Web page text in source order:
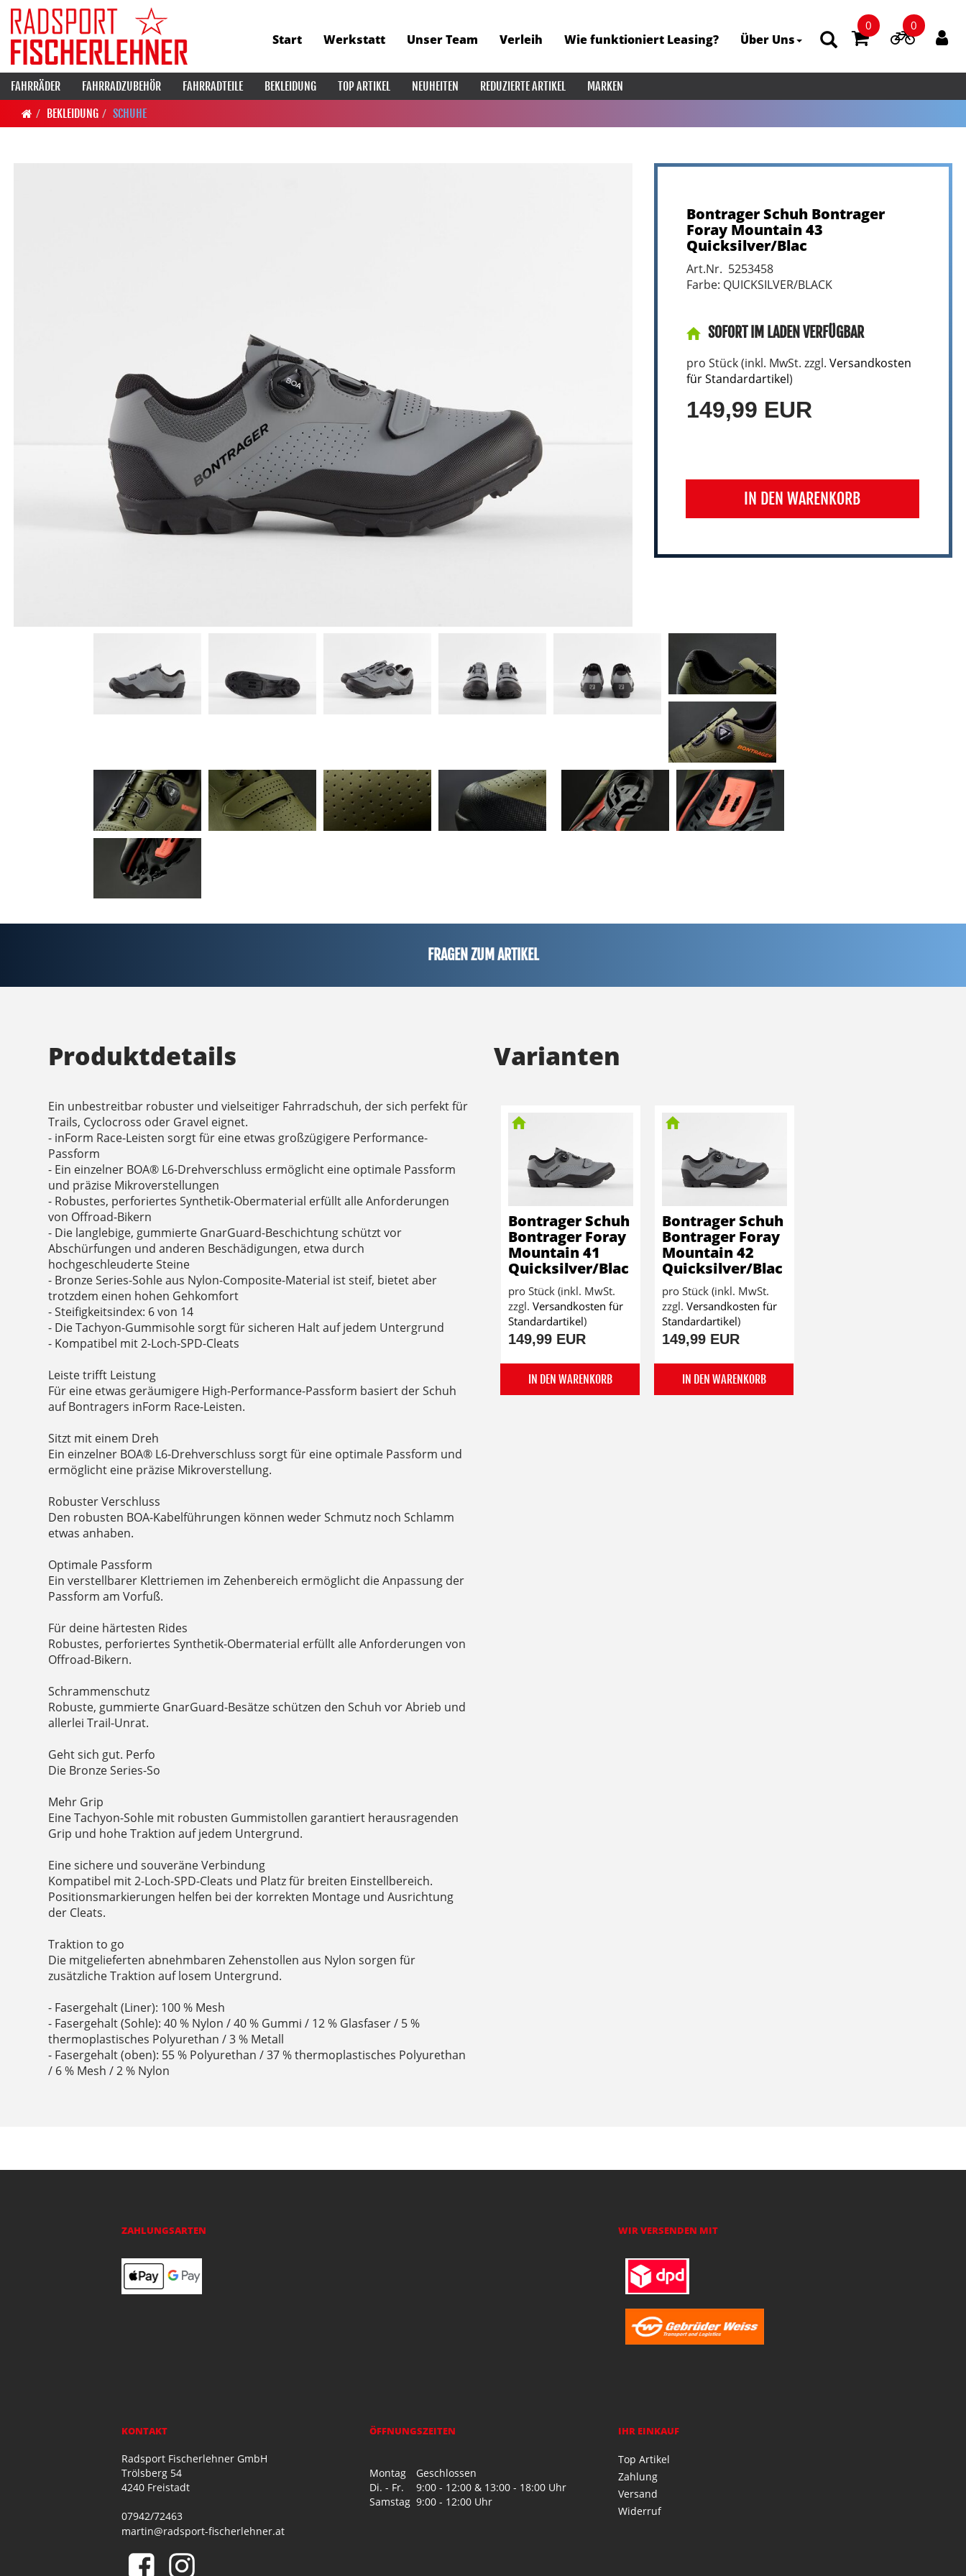
0 0
Start Werkstatt Unser Team Verleih Wie funktioniert Leasing? Über Uns
FAHRRÄDER FAHRRADZUBEHÖR FAHRRADTEILE BEKLEIDUNG TOP ARTIKEL NEUHEITEN REDUZIERTE ARTIKEL
MARKEN
BEKLEIDUNG
SCHUHE
Bontrager Schuh Bontrager
Foray Mountain 43
Quicksilver/Blac
Art.Nr. 5253458
Farbe: QUICKSILVER/BLACK
SOFORT IM LADEN VERFÜGBAR
pro Stück (inkl. MwSt. zzgl. Versandkosten
für Standardartikel)
149,99 EUR
IN DEN WARENKORB
FRAGEN ZUM ARTIKEL
Produktdetails
Ein unbestreitbar robuster und vielseitiger Fahrradschuh, der sich perfekt für
Trails, Cyclocross oder Gravel eignet.
- inForm Race-Leisten sorgt für eine etwas großzügigere Performance-
Passform
- Ein einzelner BOA® L6-Drehverschluss ermöglicht eine optimale Passform
und präzise Mikroverstellungen
- Robustes, perforiertes Synthetik-Obermaterial erfüllt alle Anforderungen
von Offroad-Bikern
- Die langlebige, gummierte GnarGuard-Beschichtung schützt vor
Abschürfungen und anderen Beschädigungen, etwa durch
hochgeschleuderte Steine
- Bronze Series-Sohle aus Nylon-Composite-Material ist steif, bietet aber
trotzdem einen hohen Gehkomfort
- Steifigkeitsindex: 6 von 14
- Die Tachyon-Gummisohle sorgt für sicheren Halt auf jedem Untergrund
- Kompatibel mit 2-Loch-SPD-Cleats
Leiste trifft Leistung
Für eine etwas geräumigere High-Performance-Passform basiert der Schuh
auf Bontragers inForm Race-Leisten.
Sitzt mit einem Dreh
Ein einzelner BOA® L6-Drehverschluss sorgt für eine optimale Passform und
ermöglicht eine präzise Mikroverstellung.
Robuster Verschluss
Den robusten BOA-Kabelführungen können weder Schmutz noch Schlamm
etwas anhaben.
Optimale Passform
Ein verstellbarer Klettriemen im Zehenbereich ermöglicht die Anpassung der
Passform am Vorfuß.
Für deine härtesten Rides
Robustes, perforiertes Synthetik-Obermaterial erfüllt alle Anforderungen von
Offroad-Bikern.
Schrammenschutz
Robuste, gummierte GnarGuard-Besätze schützen den Schuh vor Abrieb und
allerlei Trail-Unrat.
Geht sich gut. Perfo
Die Bronze Series-So
Mehr Grip
Eine Tachyon-Sohle mit robusten Gummistollen garantiert herausragenden
Grip und hohe Traktion auf jedem Untergrund.
Eine sichere und souveräne Verbindung
Kompatibel mit 2-Loch-SPD-Cleats und Platz für breiten Einstellbereich.
Positionsmarkierungen helfen bei der korrekten Montage und Ausrichtung
der Cleats.
Traktion to go
Die mitgelieferten abnehmbaren Zehenstollen aus Nylon sorgen für
zusätzliche Traktion auf losem Untergrund.
- Fasergehalt (Liner): 100 % Mesh
- Fasergehalt (Sohle): 40 % Nylon / 40 % Gummi / 12 % Glasfaser / 5 %
thermoplastisches Polyurethan / 3 % Metall
- Fasergehalt (oben): 55 % Polyurethan / 37 % thermoplastisches Polyurethan
/ 6 % Mesh / 2 % Nylon
Varianten
Bontrager Schuh
Bontrager Foray
Mountain 41
Quicksilver/Blac
pro Stück (inkl. MwSt.
zzgl. Versandkosten für
Standardartikel)
149,99 EUR
IN DEN WARENKORB
Bontrager Schuh
Bontrager Foray
Mountain 42
Quicksilver/Blac
pro Stück (inkl. MwSt.
zzgl. Versandkosten für
Standardartikel)
149,99 EUR
IN DEN WARENKORB
ZAHLUNGSARTEN WIR VERSENDEN MIT
KONTAKT
Radsport Fischerlehner GmbH
Trölsberg 54
4240 Freistadt
07942/72463
martin@radsport-fischerlehner.at
ÖFFNUNGSZEITEN
Montag
Geschlossen
Di. - Fr.
9:00 - 12:00 & 13:00 - 18:00 Uhr
Samstag9:00 - 12:00 Uhr
IHR EINKAUF
Top Artikel
Zahlung
Versand
Widerruf